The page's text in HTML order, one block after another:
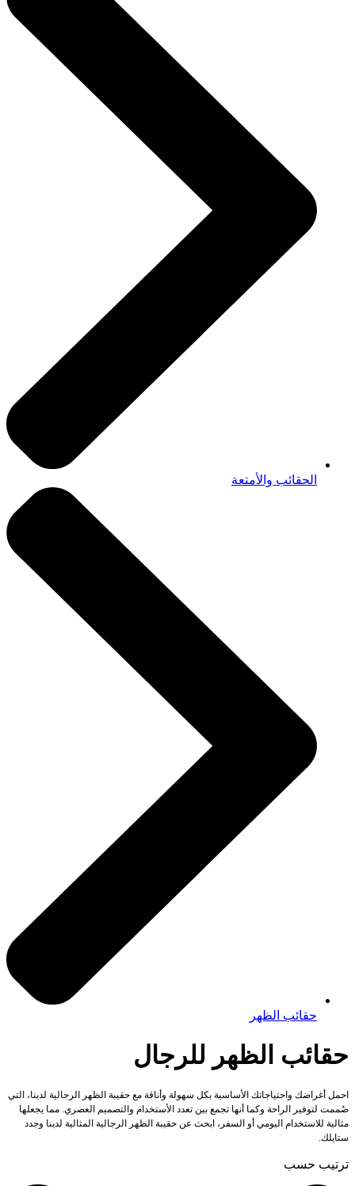
الحقائب والأمتعة
حقائب الظهر
حقائب الظهر للرجال
احمل أغراضك واحتياجاتك الأساسية بكل سهولة وأناقة مع حقيبة الظهر الرجالية لدينا، التي
صُممت لتوفير الراحة وكما أنها تجمع بين تعدد الأستخدام والتصميم العصري. مما يجعلها
مثالية للاستخدام اليومي أو السفر، ابحث عن حقيبة الظهر الرجالية المثالية لدينا وجدد
ستايلك.
ترتيب حسب